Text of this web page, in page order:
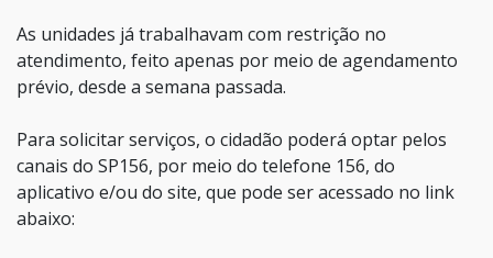
As unidades já trabalhavam com restrição no
atendimento, feito apenas por meio de agendamento
prévio, desde a semana passada.
Para solicitar serviços, o cidadão poderá optar pelos
canais do SP156, por meio do telefone 156, do
aplicativo e/ou do site, que pode ser acessado no link
abaixo: